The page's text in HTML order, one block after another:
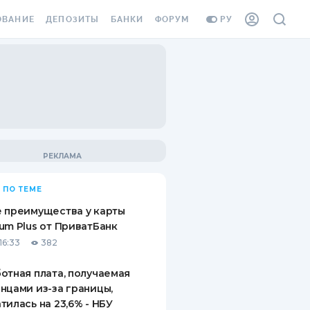
РУ
ВИНЬЕТКА
СОТРУДНИКОВ
ОТ
СЛУЧАЕВ
ДЕПОЗИТЫ
ВОПРОСЫ И ОТВЕТЫ
ПУТЕВОДИТЕЛИ ПО
БАНКИ ФОРУМ
ПО ТЕМЕ
преимущества у карты
Plus от ПриватБанк
382
плата, получаемая
из-за границы,
на 23,6% - НБУ